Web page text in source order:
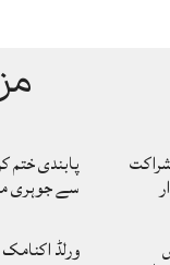
پابندی ختم
سے جوہری
ورلڈ اکنامک